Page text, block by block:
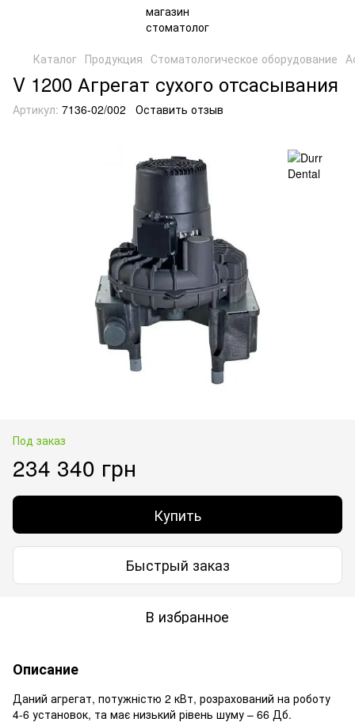
Каталог Продукция Стоматологическое оборудование
V 1200 Агрегат сухого отсасывания
Артикул: 7136-02/002 Оставить отзыв
Под заказ
234 340 грн
Купить
Быстрый заказ
В избранное
Описание
Даний агрегат, потужністю 2 кВт, розрахований на роботу
4-6 установок, та має низький рівень шуму – 66 Дб.